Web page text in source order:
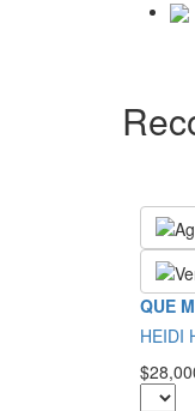
QUE
HEIDI